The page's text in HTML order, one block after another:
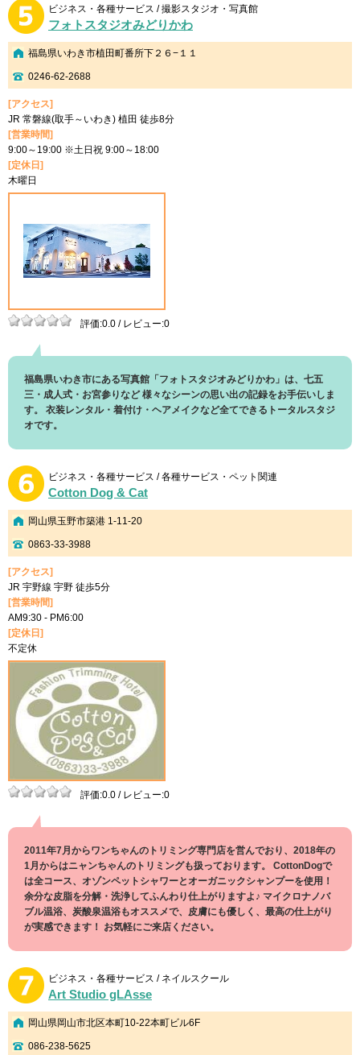
ビジネス・各種サービス / 撮影スタジオ・写真館
フォトスタジオみどりかわ
福島県いわき市植田町番所下２６−１１
0246-62-2688
[アクセス]
JR 常磐線(取手～いわき) 植田 徒歩8分
[営業時間]
9:00～19:00 ※土日祝 9:00～18:00
[定休日]
木曜日
評価:0.0 / レビュー:0
福島県いわき市にある写真館「フォトスタジオみどりかわ」は、七五
三・成人式・お宮参りなど 様々なシーンの思い出の記録をお手伝いしま
す。 衣装レンタル・着付け・ヘアメイクなど全てできるトータルスタジ
オです。
ビジネス・各種サービス / 各種サービス・ペット関連
Cotton Dog & Cat
岡山県玉野市築港 1-11-20
0863-33-3988
[アクセス]
JR 宇野線 宇野 徒歩5分
[営業時間]
AM9:30 - PM6:00
[定休日]
不定休
評価:0.0 / レビュー:0
2011年7月からワンちゃんのトリミング専門店を営んでおり、2018年の
1月からはニャンちゃんのトリミングも扱っております。 CottonDogで
は全コース、オゾンペットシャワーとオーガニックシャンプーを使用！
余分な皮脂を分解・洗浄してふんわり仕上がりますよ♪ マイクロナノバ
ブル温浴、炭酸泉温浴もオススメで、皮膚にも優しく、最高の仕上がり
が実感できます！ お気軽にご来店ください。
ビジネス・各種サービス / ネイルスクール
Art Studio gLAsse
岡山県岡山市北区本町10-22本町ビル6F
086-238-5625